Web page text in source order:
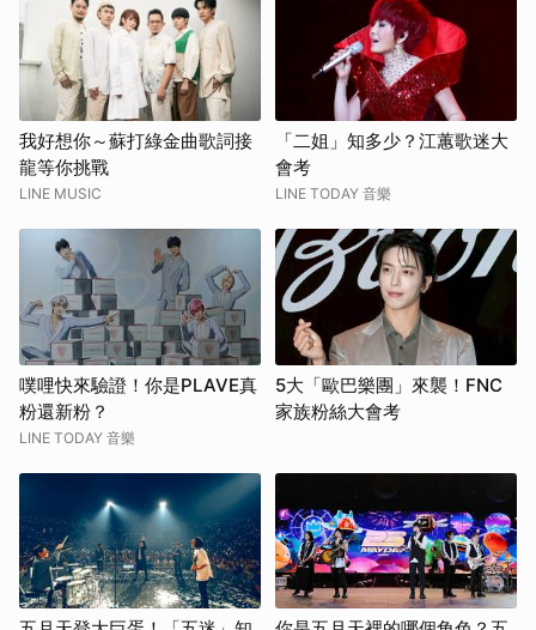
我好想你～蘇打綠金曲歌詞接
龍等你挑戰
LINE MUSIC
「二姐」知多少？江蕙歌迷大
會考
LINE TODAY 音樂
噗哩快來驗證！你是PLAVE真
粉還新粉？
LINE TODAY 音樂
5大「歐巴樂團」來襲！FNC
家族粉絲大會考